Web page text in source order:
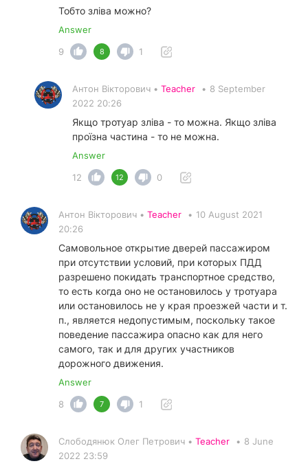
Тобто зліва можно?
Answer
9
8 1
Антон Вікторович • Teacher • 8 September
2022 20:26
Якщо тротуар зліва - то можна. Якщо зліва
проїзна частина - то не можна.
Answer
12
12 0
Антон Вікторович • Teacher • 10 August 2021
20:26
Самовольное открытие дверей пассажиром
при отсутствии условий, при которых ПДД
разрешено покидать транспортное средство,
то есть когда оно не остановилось у тротуара
или остановилось не у края проезжей части и т.
п., является недопустимым, поскольку такое
поведение пассажира опасно как для него
самого, так и для других участников
дорожного движения.
Answer
8
7 1
Слободянюк Олег Петрович • Teacher • 8 June
2022 23:59